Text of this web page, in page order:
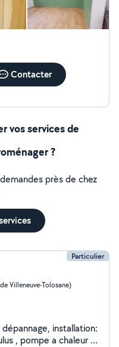
Contacter
vos services de
?
près de chez
Particulier
Villeneuve-Tolosane)
installation:
, pompe a chaleur ,